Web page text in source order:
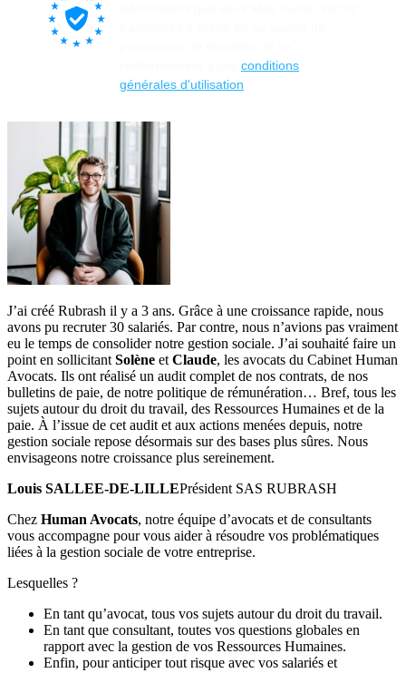
J’ai créé Rubrash il y a 3 ans. Grâce à une croissance rapide, nous
avons pu recruter 30 salariés. Par contre, nous n’avions pas vraiment
eu le temps de consolider notre gestion sociale. J’ai souhaité faire un
point en sollicitantSolène etClaude, les avocats du Cabinet Human
Avocats. Ils ont réalisé un audit complet de nos contrats, de nos
bulletins de paie, de notre politique de rémunération… Bref, tous les
sujets autour du droit du travail, des Ressources Humaines et de la
paie. À l’issue de cet audit et aux actions menées depuis, notre
gestion sociale repose désormais sur des bases plus sûres. Nous
envisageons notre croissance plus sereinement.
Louis SALLEE-DE-LILLEPrésident SAS RUBRASH
Chez Human Avocats, notre équipe d’avocats et de consultants
vous accompagne pour vous aider à résoudre vos problématiques
liées à la gestion sociale de votre entreprise.
Lesquelles ?
En tant qu’avocat, tous vos sujets autour du droit du travail.
En tant que consultant, toutes vos questions globales en
rapport avec la gestion de vos Ressources Humaines.
Enfin, pour anticiper tout risque avec vos salariés et